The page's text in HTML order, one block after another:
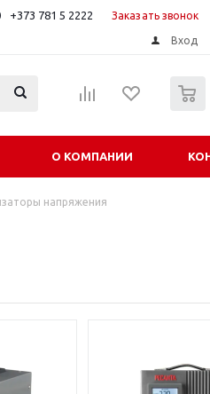
+373 781 5 2222 Заказать звонок
Вход
О КОМПАНИИ
напряжения